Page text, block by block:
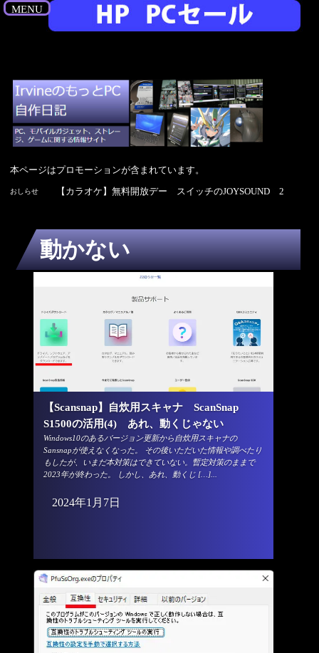
MENU
本ページはプロモーションが含まれています。
おしらせ 【カラオケ】無料開放デー スイッチのJOYSOUND 2026年8
【カラオケ】無料開放デー スイッチのJOYSOUND 2026年8
【セール】ツクモがお盆セールを開催中 8月17日まで
【気になるネットワーク機器】Planex 10Gbpsハブ FXXG-
【カラオケ】無料開放デー スイッチのJOYSOUND 2026年8
動かない
【Scansnap】自炊用スキャナ ScanSnap
S1500の活用(4) あれ、動くじゃない
Windows10のあるバージョン更新から自炊用スキャナの
Sansnapが使えなくなった。 その後いただいた情報や調べたり
もしたが、いまだ本対策はできていない。暫定対策のままで
2023年が終わった。 しかし、あれ、動くじ […]...
2024年1月7日